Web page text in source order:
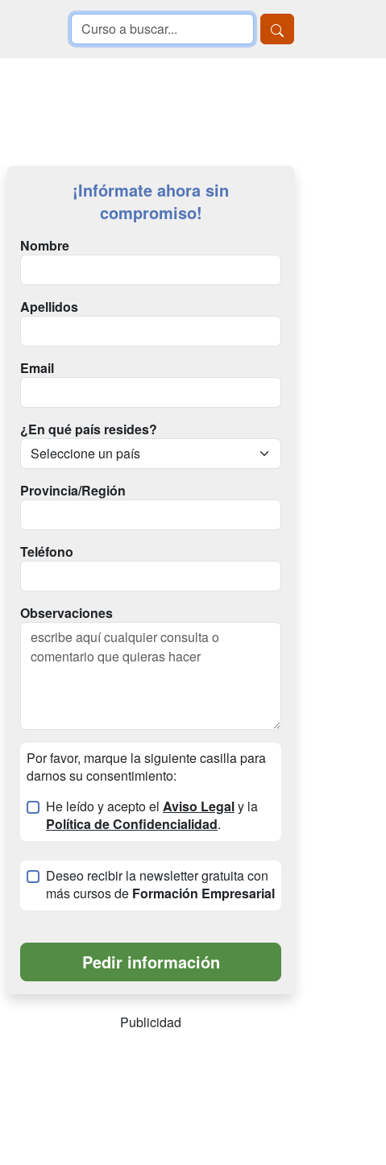
¡Infórmate ahora sin
compromiso!
Nombre
Apellidos
Email
¿En qué país resides?
Provincia/Región
Teléfono
Observaciones
Por favor, marque la siguiente casilla para
darnos su consentimiento:
He leído y acepto el Aviso Legaly la
Política de Confidencialidad.
Deseo recibir la newsletter gratuita con
más cursos de Formación Empresarial
Publicidad